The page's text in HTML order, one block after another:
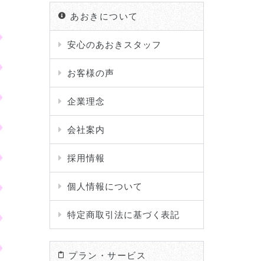
あおきについて
安心のあおきスタッフ
お客様の声
企業理念
会社案内
採用情報
個人情報について
特定商取引法に基づく表記
プラン・サービス